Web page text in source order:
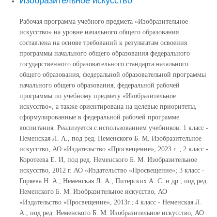
Рабочая программа учебного предмета «Изобразительное
искусство» на уровне начального общего образования
составлена на основе требований к результатам освоения
программы начального общего образования федерального
государственного образовательного стандарта начального
общего образования, федеральной образовательной программы
начального общего образования, федеральной рабочей
программы по учебному предмету «Изобразительное
искусство», а также ориентирована на целевые приоритеты,
сформулированные в федеральной рабочей программе
воспитания. Реализуется с использованием учебников: 1 класс -
Неменская Л. А., под ред. Неменского Б. М. Изобразительное
искусство, АО «Издательство «Просвещение», 2023 г. ; 2 класс -
Коротеева Е. И, под ред. Неменского Б. М. Изобразительное
искусство, 2012 г. АО «Издательство «Просвещение»; 3 класс -
Горяева Н. А., Неменская Л. А., Питерских А. С. и др., под ред.
Неменского Б. М. Изобразительное искусство, АО
«Издательство «Просвещение», 2013г.; 4 класс - Неменская Л.
А., под ред. Неменского Б. М. Изобразительное искусство, АО